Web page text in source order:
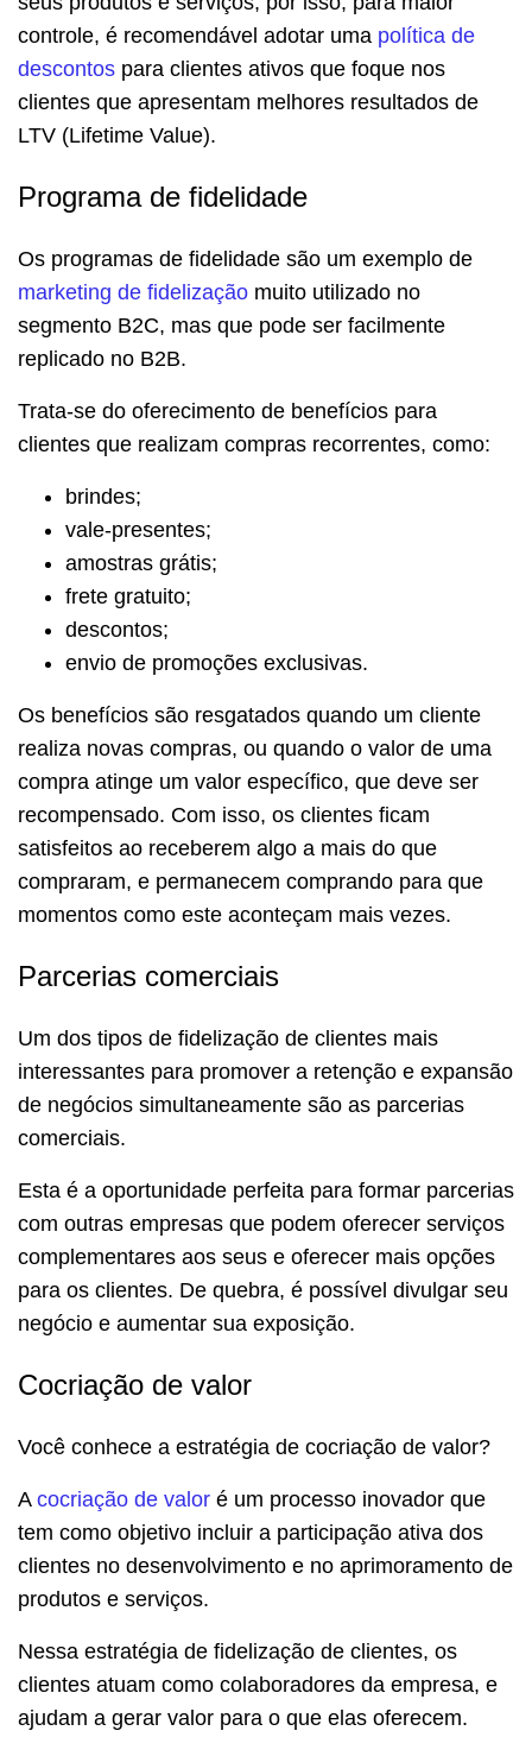
controle, é recomendável adotar uma política de
descontos para clientes ativos que foque nos
clientes que apresentam melhores resultados de
LTV (Lifetime Value).
Programa de fidelidade
Os programas de fidelidade são um exemplo de
marketing de fidelização muito utilizado no
segmento B2C, mas que pode ser facilmente
replicado no B2B.
Trata-se do oferecimento de benefícios para
clientes que realizam compras recorrentes, como:
brindes;
vale-presentes;
amostras grátis;
frete gratuito;
descontos;
envio de promoções exclusivas.
Os benefícios são resgatados quando um cliente
realiza novas compras, ou quando o valor de uma
compra atinge um valor específico, que deve ser
recompensado. Com isso, os clientes ficam
satisfeitos ao receberem algo a mais do que
compraram, e permanecem comprando para que
momentos como este aconteçam mais vezes.
Parcerias comerciais
Um dos tipos de fidelização de clientes mais
interessantes para promover a retenção e expansão
de negócios simultaneamente são as parcerias
comerciais.
Esta é a oportunidade perfeita para formar parcerias
com outras empresas que podem oferecer serviços
complementares aos seus e oferecer mais opções
para os clientes. De quebra, é possível divulgar seu
negócio e aumentar sua exposição.
Cocriação de valor
Você conhece a estratégia de cocriação de valor?
A cocriação de valor é um processo inovador que
tem como objetivo incluir a participação ativa dos
clientes no desenvolvimento e no aprimoramento de
produtos e serviços.
Nessa estratégia de fidelização de clientes, os
clientes atuam como colaboradores da empresa, e
ajudam a gerar valor para o que elas oferecem.